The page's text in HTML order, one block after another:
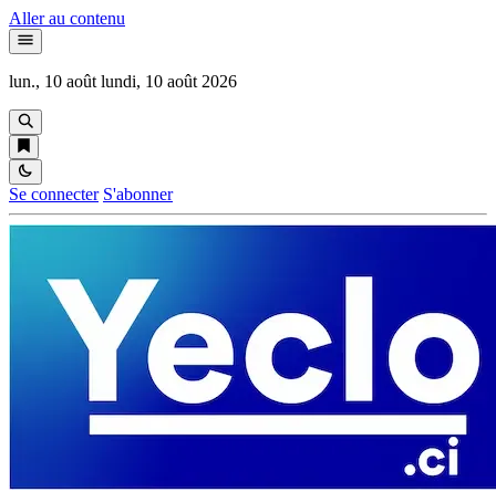
Aller au contenu
lun., 10 août lundi, 10 août 2026
Se connecter S'abonner